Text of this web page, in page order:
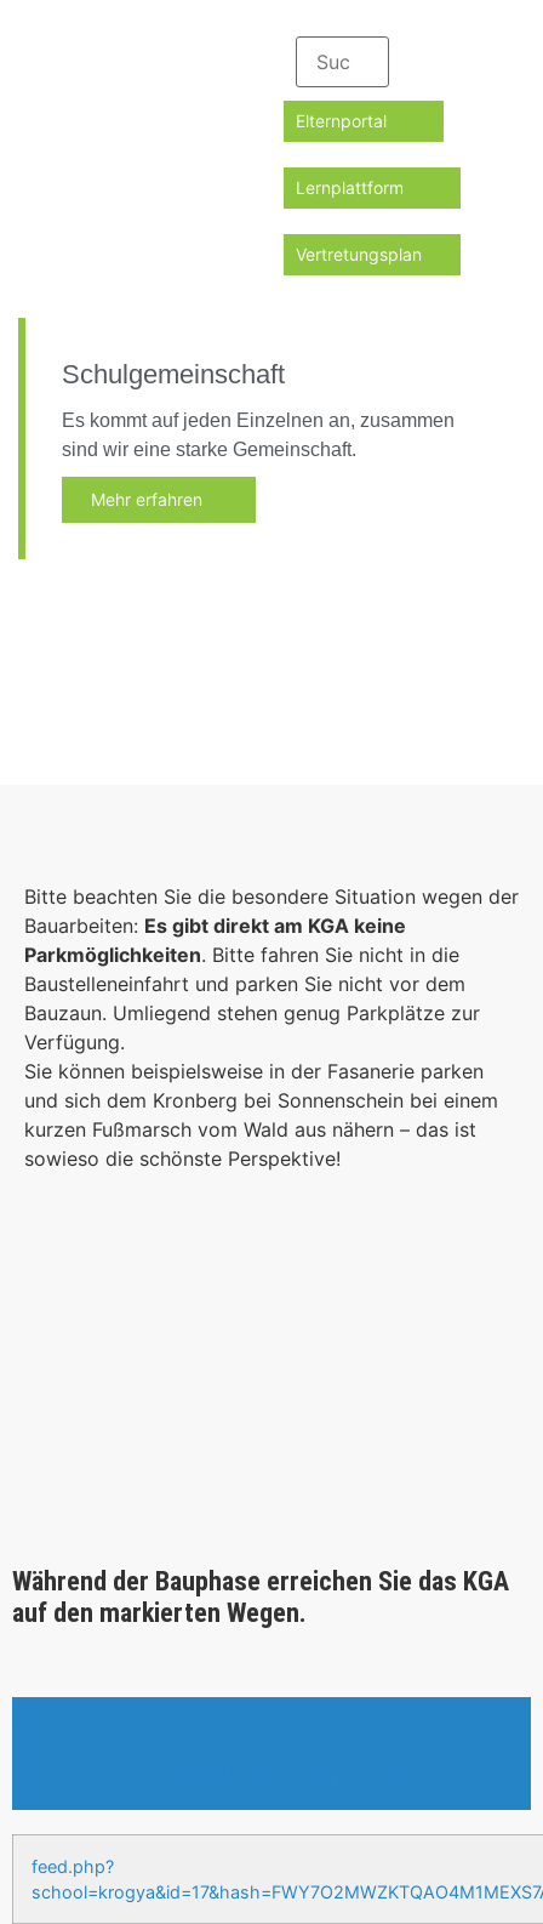
Elternportal
Lernplattform
Vertretungsplan
Schulgemeinschaft
Es kommt auf jeden Einzelnen an, zusammen
sind wir eine starke Gemeinschaft.
Mehr erfahren
Bitte beachten Sie die besondere Situation wegen der
Bauarbeiten: Es gibt direkt am KGA keine
Parkmöglichkeiten. Bitte fahren Sie nicht in die
Baustelleneinfahrt und parken Sie nicht vor dem
Bauzaun. Umliegend stehen genug Parkplätze zur
Verfügung.
Sie können beispielsweise in der Fasanerie parken
und sich dem Kronberg bei Sonnenschein bei einem
kurzen Fußmarsch vom Wald aus nähern – das ist
sowieso die schönste Perspektive!
Während der Bauphase erreichen Sie das KGA
auf den markierten Wegen.
feed.php?